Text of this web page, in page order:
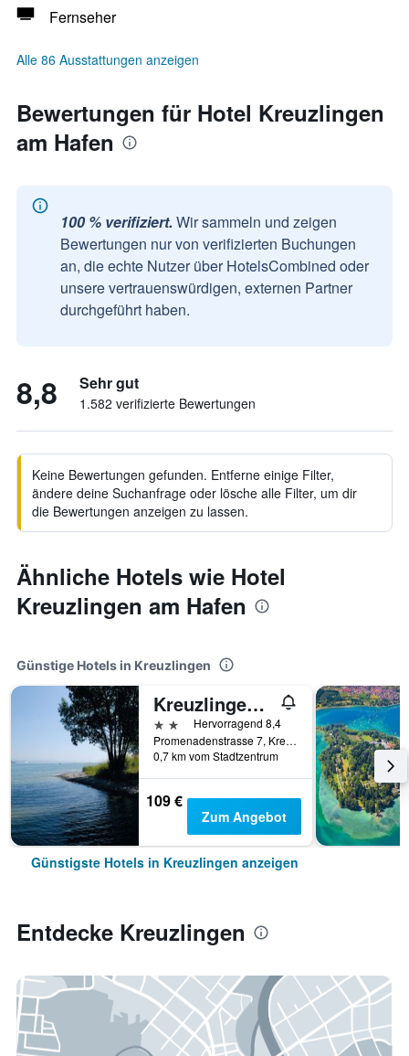
Fernseher
Alle 86 Ausstattungen anzeigen
Bewertungen für Hotel Kreuzlingen
am Hafen
100 % verifiziert. Wir sammeln und zeigen
Bewertungen nur von verifizierten Buchungen
an, die echte Nutzer über HotelsCombined oder
unsere vertrauenswürdigen, externen Partner
durchgeführt haben.
8,8 Sehr gut
1.582 verifizierte Bewertungen
Keine Bewertungen gefunden. Entferne einige Filter,
ändere deine Suchanfrage oder lösche alle Filter, um dir
die Bewertungen anzeigen zu lassen.
Ähnliche Hotels wie Hotel
Kreuzlingen am Hafen
Günstige Hotels in Kreuzlingen
Kreuzlingen Youth Hostel
2 SterneHervorragend 8,4
Promenadenstrasse 7, Kreuzlingen, Thurgau, Schweiz
0,7 km vom Stadtzentrum
109 €
Zum Angebot
Günstigste Hotels in Kreuzlingen anzeigen
Entdecke Kreuzlingen